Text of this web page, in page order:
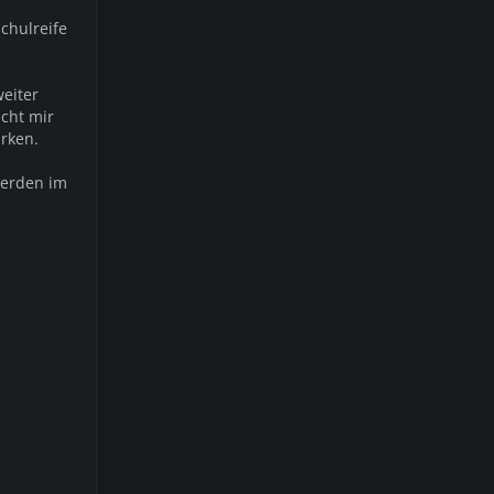
mir
im